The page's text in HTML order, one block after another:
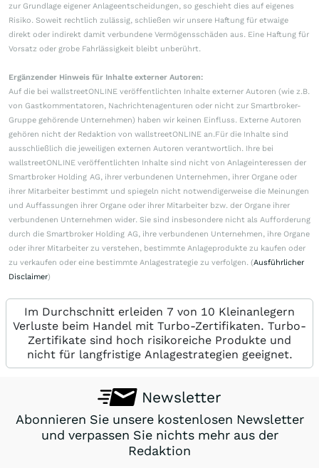
zur Grundlage eigener Anlageentscheidungen, so geschieht dies auf eigenes
Risiko. Soweit rechtlich zulässig, schließen wir unsere Haftung für etwaige
direkt oder indirekt damit verbundene Vermögensschäden aus. Eine Haftung für
Vorsatz oder grobe Fahrlässigkeit bleibt unberührt.
Ergänzender Hinweis für Inhalte externer Autoren:
Auf die bei wallstreetONLINE veröffentlichten Inhalte externer Autoren (wie z.B.
von Gastkommentatoren, Nachrichtenagenturen oder nicht zur Smartbroker-
Gruppe gehörende Unternehmen) haben wir keinen Einfluss. Externe Autoren
gehören nicht der Redaktion von wallstreetONLINE an.Für die Inhalte sind
ausschließlich die jeweiligen externen Autoren verantwortlich. Ihre bei
wallstreetONLINE veröffentlichten Inhalte sind nicht von Anlageinteressen der
Smartbroker Holding AG, ihrer verbundenen Unternehmen, ihrer Organe oder
ihrer Mitarbeiter bestimmt und spiegeln nicht notwendigerweise die Meinungen
und Auffassungen ihrer Organe oder ihrer Mitarbeiter bzw. der Organe ihrer
verbundenen Unternehmen wider. Sie sind insbesondere nicht als Aufforderung
durch die Smartbroker Holding AG, ihre verbundenen Unternehmen, ihre Organe
oder ihrer Mitarbeiter zu verstehen, bestimmte Anlageprodukte zu kaufen oder
zu verkaufen oder eine bestimmte Anlagestrategie zu verfolgen. (Ausführlicher
Disclaimer)
Im Durchschnitt erleiden 7 von 10 Kleinanlegern
Verluste beim Handel mit Turbo-Zertifikaten. Turbo-
Zertifikate sind hoch risikoreiche Produkte und
nicht für langfristige Anlagestrategien geeignet.
Newsletter
Abonnieren Sie unsere kostenlosen Newsletter
und verpassen Sie nichts mehr aus der
Redaktion